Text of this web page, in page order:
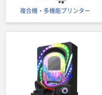
複合機・多機能プリンター